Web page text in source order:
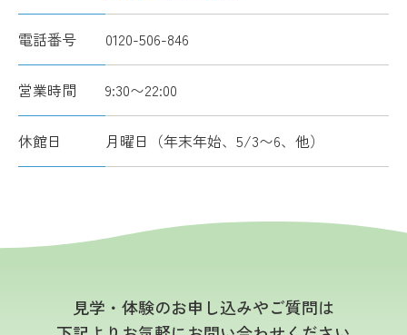
電話番号 0120-506-846
営業時間 9:30〜22:00
休館日 月曜日（年末年始、5/3〜6、他）
見学・体験のお申し込みやご質問は